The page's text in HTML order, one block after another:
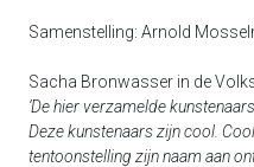
Samenstelling: Arnold
Sacha Bronwasser in de
‘De hier verzamelde
Deze kunstenaars zijn cool.
tentoonstelling zijn naam aan